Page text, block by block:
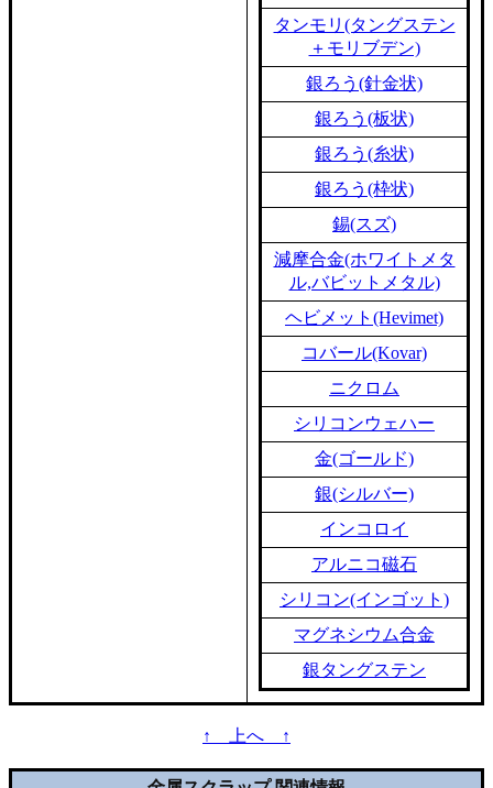
タンモリ(タングステン
＋モリブデン)
銀ろう(針金状)
銀ろう(板状)
銀ろう(糸状)
銀ろう(枠状)
錫(スズ)
減摩合金(ホワイトメタ
ル,バビットメタル)
ヘビメット(Hevimet)
コバール(Kovar)
ニクロム
シリコンウェハー
金(ゴールド)
銀(シルバー)
インコロイ
アルニコ磁石
シリコン(インゴット)
マグネシウム合金
銀タングステン
↑ 上へ ↑